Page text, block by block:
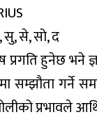
सु, से, सो, द
प्रगति हुनेछ भने
सम्झौता गर्ने
प्रभावले